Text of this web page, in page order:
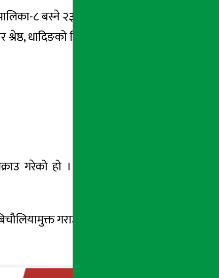
८बस्ने २३ वर्षीय दोर्जे लामा, चन्द्रागिरी
श्रेष्ठ, धादिङकोसिद्धलेक
गरेको हो । प्रहरीका अनुसार
गराउने अभियानमा रहेको प्रहरीले